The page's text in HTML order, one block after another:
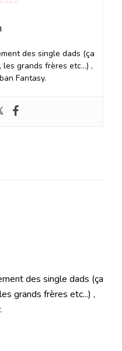
des single dads (ça
les grands frères etc…) ,
Fantasy.
des single dads (ça
grands frères etc...) ,